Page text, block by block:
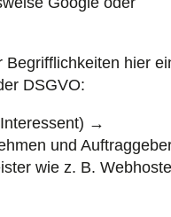
Begrifflichkeiten hier
DSGVO:
→
und
wie z. B.